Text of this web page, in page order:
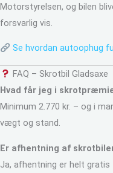
Motorstyrelsen, og bilen
forsvarlig vis.
Se hvordan autoophug
FAQ – Skrotbil Gladsaxe
Hvad får jeg i
Minimum 2.770 kr. – og i
vægt og stand.
Er afhentning af
Ja, afhentning er helt gratis